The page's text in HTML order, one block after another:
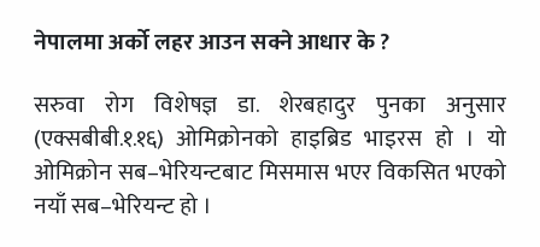
नेपालमा अर्को लहर आउन सक्ने आधार के ?
सरुवा रोग विशेषज्ञ डा. शेरबहादुर पुनका अनुसार
(एक्सबीबी.१.१६) ओमिक्रोनको हाइब्रिड भाइरस हो । यो
ओमिक्रोन सब–भेरियन्टबाट मिसमास भएर विकसित भएको
नयाँ सब–भेरियन्ट हो ।